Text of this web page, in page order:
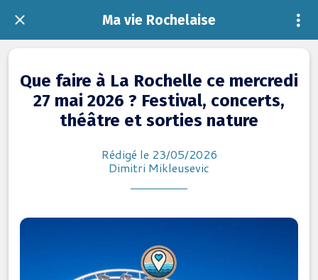
Ma vie Rochelaise
Que faire à La Rochelle ce mercredi
27 mai 2026 ? Festival, concerts,
théâtre et sorties nature
Rédigé le 23/05/2026
Dimitri Mikleusevic